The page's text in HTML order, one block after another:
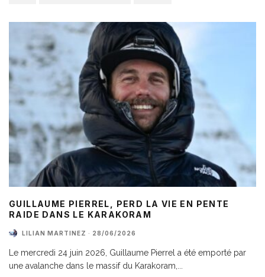
GUILLAUME PIERREL, PERD LA VIE EN PENTE
RAIDE DANS LE KARAKORAM
LILIAN MARTINEZ · 28/06/2026
Le mercredi 24 juin 2026, Guillaume Pierrel a été emporté par
une avalanche dans le massif du Karakoram,...